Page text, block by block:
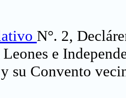
N°. 2,
e
su Convento